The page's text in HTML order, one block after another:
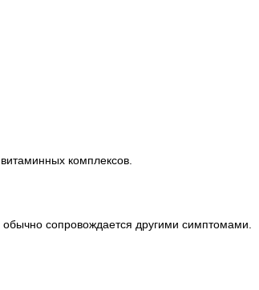
комплексов.
сопровождается другими симптомами.